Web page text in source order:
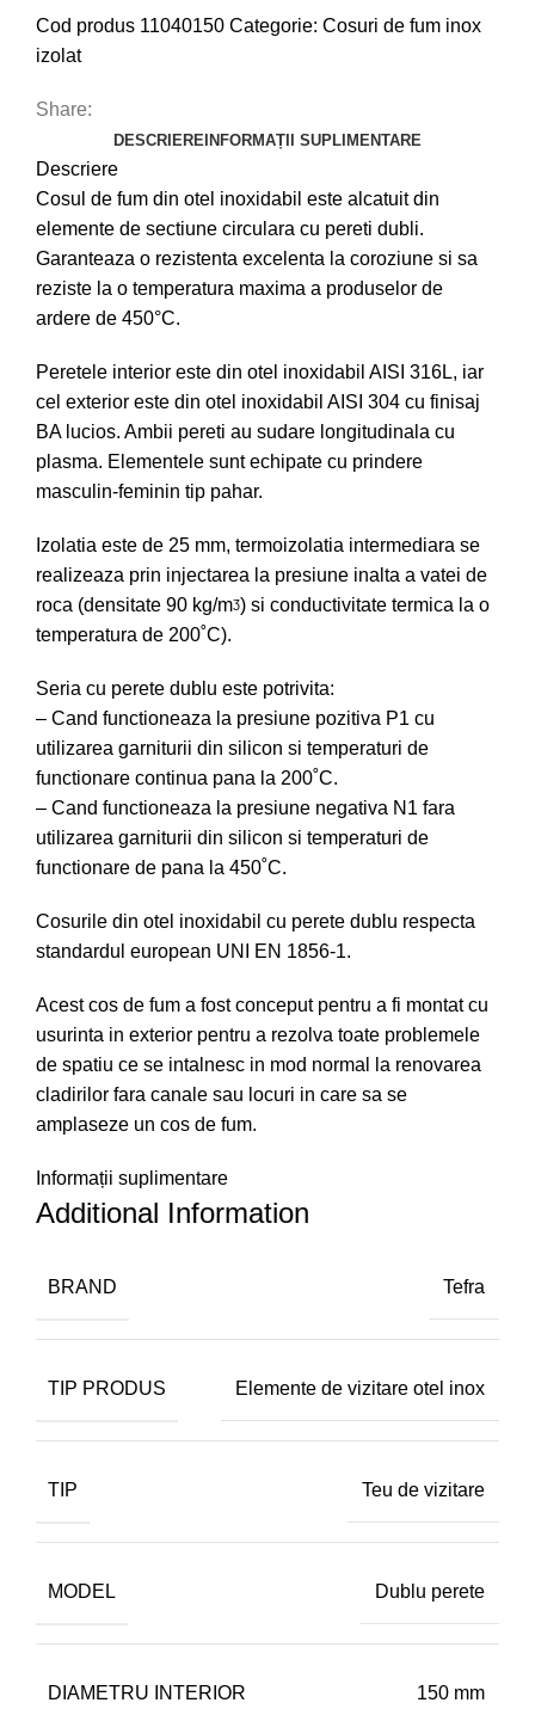
Cod produs 11040150 Categorie: Cosuri de fum inox
izolat
Share:
DESCRIERE INFORMAȚII SUPLIMENTARE
Descriere
Cosul de fum din otel inoxidabil este alcatuit din
elemente de sectiune circulara cu pereti dubli.
Garanteaza o rezistenta excelenta la coroziune si sa
reziste la o temperatura maxima a produselor de
ardere de 450°C.
Peretele interior este din otel inoxidabil AISI 316L, iar
cel exterior este din otel inoxidabil AISI 304 cu finisaj
BA lucios. Ambii pereti au sudare longitudinala cu
plasma. Elementele sunt echipate cu prindere
masculin-feminin tip pahar.
Izolatia este de 25 mm, termoizolatia intermediara se
realizeaza prin injectarea la presiune inalta a vatei de
roca (densitate 90 kg/mᶾ) si conductivitate termica la o
temperatura de 200˚C).
Seria cu perete dublu este potrivita:
– Cand functioneaza la presiune pozitiva P1 cu
utilizarea garniturii din silicon si temperaturi de
functionare continua pana la 200˚C.
– Cand functioneaza la presiune negativa N1 fara
utilizarea garniturii din silicon si temperaturi de
functionare de pana la 450˚C.
Cosurile din otel inoxidabil cu perete dublu respecta
standardul european UNI EN 1856-1.
Acest cos de fum a fost conceput pentru a fi montat cu
usurinta in exterior pentru a rezolva toate problemele
de spatiu ce se intalnesc in mod normal la renovarea
cladirilor fara canale sau locuri in care sa se
amplaseze un cos de fum.
Informații suplimentare
Additional Information
BRAND Tefra
TIP PRODUS Elemente de vizitare otel inox
TIP Teu de vizitare
MODEL Dublu perete
DIAMETRU INTERIOR 150 mm